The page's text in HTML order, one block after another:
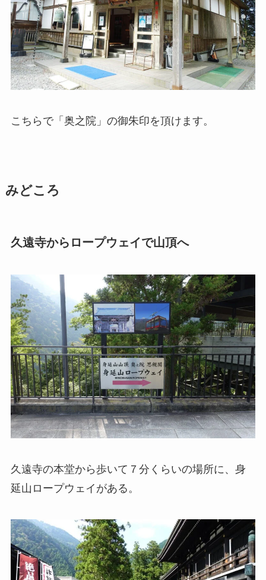
こちらで「奥之院」の御朱印を頂けます。
みどころ
久遠寺からロープウェイで山頂へ
久遠寺の本堂から歩いて７分くらいの場所に、身
延山ロープウェイがある。